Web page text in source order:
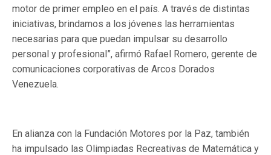
motor de primer empleo en el país. A través de distintas
iniciativas, brindamos a los jóvenes las herramientas
necesarias para que puedan impulsar su desarrollo
personal y profesional”, afirmó Rafael Romero, gerente de
comunicaciones corporativas de Arcos Dorados
Venezuela.
En alianza con la Fundación Motores por la Paz, también
ha impulsado las Olimpiadas Recreativas de Matemática y